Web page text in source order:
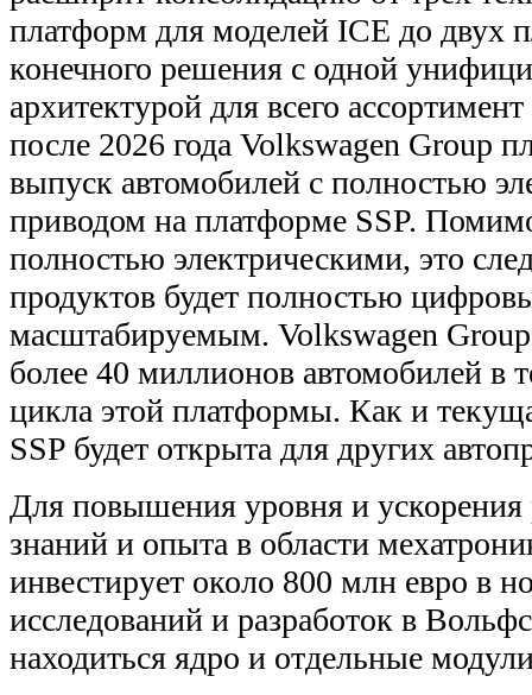
платформ для моделей ICE до двух
конечного решения с одной
архитектурой для всего
после 2026 года Volkswagen Group
выпуск автомобилей с полностью
приводом на платформе SSP.
полностью электрическими, это
продуктов будет полностью
масштабируемым. Volkswagen Group
более 40 миллионов автомобилей в
цикла этой платформы. Как и
SSP будет открыта для других
Для повышения уровня и ускорения
знаний и опыта в области
инвестирует около 800 млн евро в
исследований и разработок в
находиться ядро и отдельные